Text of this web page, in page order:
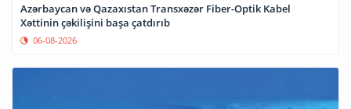
Azərbaycan və Qazaxıstan Transxəzər Fiber-Optik Kabel
Xəttinin çəkilişini başa çatdırıb
06-08-2026